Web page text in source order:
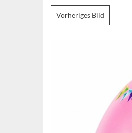
Vorheriges Bild